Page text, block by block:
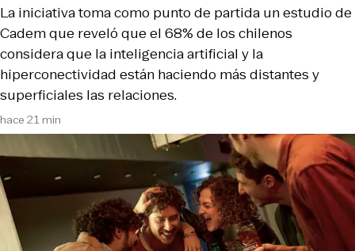
hace 21 min
La iniciativa toma como punto de partida un estudio de
Cadem que reveló que el 68% de los chilenos
considera que la inteligencia artificial y la
hiperconectividad están haciendo más distantes y
superficiales las relaciones.